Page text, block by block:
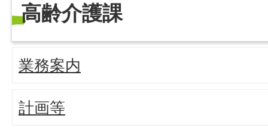
高齢介護課
業務案内
計画等